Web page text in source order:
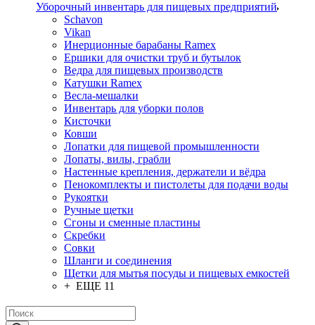
Уборочный инвентарь для пищевых предприятий
Schavon
Vikan
Инерционные барабаны Ramex
Ершики для очистки труб и бутылок
Ведра для пищевых производств
Катушки Ramex
Весла-мешалки
Инвентарь для уборки полов
Кисточки
Ковши
Лопатки для пищевой промышленности
Лопаты, вилы, грабли
Настенные крепления, держатели и вёдра
Пенокомплекты и пистолеты для подачи воды
Рукоятки
Ручные щетки
Сгоны и сменные пластины
Скребки
Совки
Шланги и соединения
Щетки для мытья посуды и пищевых емкостей
+ ЕЩЕ 11